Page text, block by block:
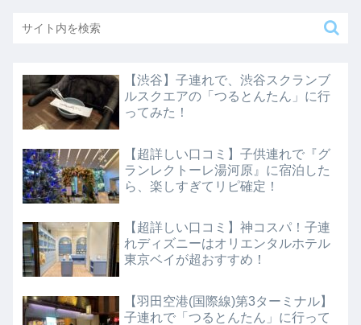
【渋谷】子連れで、渋谷スクランブ
ルスクエアの「つるとんたん」に行
ってみた！
【超詳しい口コミ】子供連れで『グ
ランレクトーレ湯河原』に宿泊した
ら、楽しすぎてリピ確定！
【超詳しい口コミ】神コスパ！子連
れディズニーはオリエンタルホテル
東京ベイが超おすすめ！
【羽田空港(国際線)第3ターミナル】
子連れで「つるとんたん」に行って